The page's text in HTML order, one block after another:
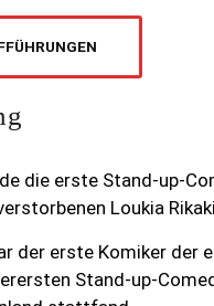
die erste Stand-up-
Loukia
der erste Komiker der
Stand-up-